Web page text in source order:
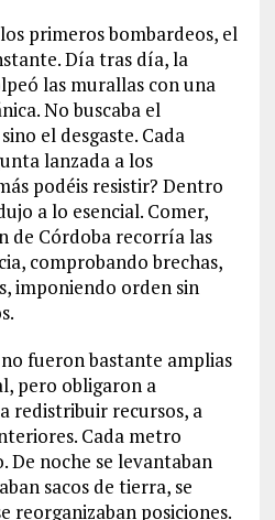
primeros bombardeos, el
Día tras día, la
las murallas con una
No buscaba el
el desgaste. Cada
lanzada a los
podéis resistir? Dentro
a lo esencial. Comer,
de Córdoba recorría las
comprobando brechas,
imponiendo orden sin
fueron bastante amplias
pero obligaron a
redistribuir recursos, a
Cada metro
De noche se levantaban
sacos de tierra, se
reorganizaban posiciones.